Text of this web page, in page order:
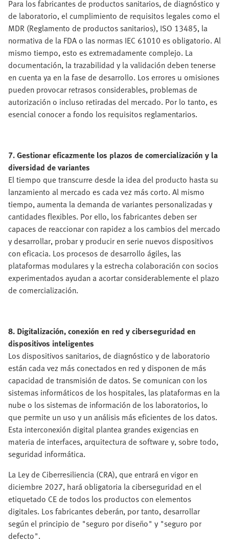
Para los fabricantes de productos sanitarios, de diagnóstico y
de laboratorio, el cumplimiento de requisitos legales como el
MDR (Reglamento de productos sanitarios), ISO 13485, la
normativa de la FDA o las normas IEC 61010 es obligatorio. Al
mismo tiempo, esto es extremadamente complejo. La
documentación, la trazabilidad y la validación deben tenerse
en cuenta ya en la fase de desarrollo. Los errores u omisiones
pueden provocar retrasos considerables, problemas de
autorización o incluso retiradas del mercado. Por lo tanto, es
esencial conocer a fondo los requisitos reglamentarios.
7. Gestionar eficazmente los plazos de comercialización y la
diversidad de variantes
El tiempo que transcurre desde la idea del producto hasta su
lanzamiento al mercado es cada vez más corto. Al mismo
tiempo, aumenta la demanda de variantes personalizadas y
cantidades flexibles. Por ello, los fabricantes deben ser
capaces de reaccionar con rapidez a los cambios del mercado
y desarrollar, probar y producir en serie nuevos dispositivos
con eficacia. Los procesos de desarrollo ágiles, las
plataformas modulares y la estrecha colaboración con socios
experimentados ayudan a acortar considerablemente el plazo
de comercialización.
8. Digitalización, conexión en red y ciberseguridad en
dispositivos inteligentes
Los dispositivos sanitarios, de diagnóstico y de laboratorio
están cada vez más conectados en red y disponen de más
capacidad de transmisión de datos. Se comunican con los
sistemas informáticos de los hospitales, las plataformas en la
nube o los sistemas de información de los laboratorios, lo
que permite un uso y un análisis más eficientes de los datos.
Esta interconexión digital plantea grandes exigencias en
materia de interfaces, arquitectura de software y, sobre todo,
seguridad informática.
La Ley de Ciberresiliencia (CRA), que entrará en vigor en
diciembre 2027, hará obligatoria la ciberseguridad en el
etiquetado CE de todos los productos con elementos
digitales. Los fabricantes deberán, por tanto, desarrollar
según el principio de "seguro por diseño" y "seguro por
defecto".